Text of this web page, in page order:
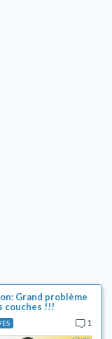
Grand problème
couches !!!
1